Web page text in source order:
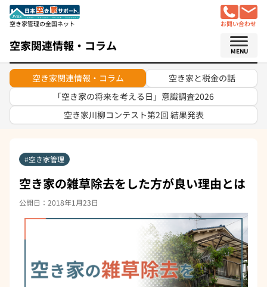
空き家管理の全国ネット お問い合わせ
空家関連情報・コラム MENU
空き家関連情報・コラム
空き家と税金の話
「空き家の将来を考える日」意識調査2026
空き家川柳コンテスト第2回 結果発表
空き家管理
空き家の雑草除去をした方が良い理由とは
公開日：2018年1月23日